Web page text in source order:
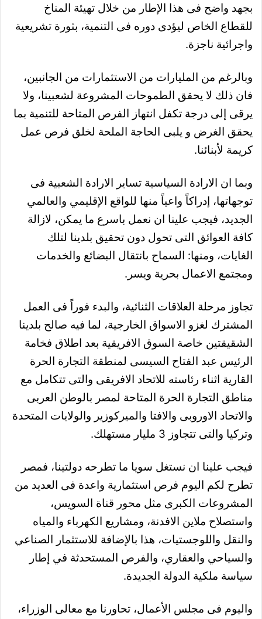
بجهد واضح فى هذا الإطار من خلال تهيئة المناخ
للقطاع الخاص ليؤدى دوره فى التنمية، بثورة تشريعية
واجرائية ناجزة.
وبالرغم من المليارات من الاستثمارات من الجانبين،
فان ذلك لا يحقق الطموحات المشروعة لشعبينا، ولا
يرقى إلى درجة تكفل انتهاز الفرص المتاحة للتنمية بما
يحقق الغرض و يلبى الحاجة الملحة لخلق فرص عمل
كريمة لأبنائنا.
وبما ان الارادة السياسية تساير الارادة الشعبية فى
توجهاتها، إدراكاً واعياً منها للواقع الإقليمي والعالمي
الجديد، فيجب علينا ان نعمل باسرع ما يمكن، لازالة
كافة العوائق التى تحول دون تحقيق بلدينا لتلك
الغايات، ومنها: السماح بانتقال البضائع والخدمات
ومجتمع الاعمال بحرية ويسر.
تجاوز مرحلة العلاقات الثنائية، والبدء فوراً فى العمل
المشترك لغزو الاسواق الخارجية، لما فيه صالح بلدينا
الشقيقتين خاصة السوق الافريقية بعد اطلاق فخامة
الرئيس عبد الفتاح السيسى لمنطقة التجارة الحرة
القارية اثناء رئاسته للاتحاد الافريقى والتى تتكامل مع
مناطق التجارة الحرة المتاحة لمصر بالوطن العربى
والاتحاد الاوروبى والافتا والميركوزير والولايات المتحدة
وتركيا والتى تتجاوز 3 مليار مستهلك.
فيجب علينا ان نستغل سويا ما تطرحه دولتينا، فمصر
تطرح لكم اليوم فرص استثمارية واعدة فى العديد من
المشروعات الكبرى مثل محور قناة السويس،
واستصلاح ملاين الافدنة، ومشاريع الكهرباء والمياه
والنقل واللوجستيات، هذا بالإضافة للاستثمار الصناعي
والسياحي والعقاري، والفرص المستحدثة في إطار
سياسة ملكية الدولة الجديدة.
واليوم فى مجلس الأعمال، تحاورنا مع معالى الوزراء،